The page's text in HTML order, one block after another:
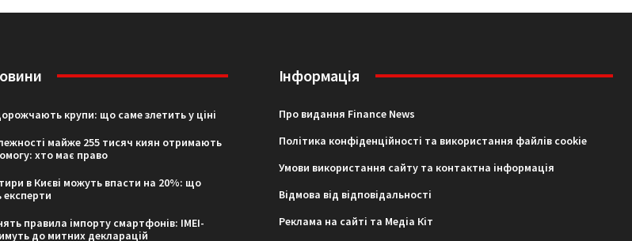
крупи: що саме злетить у ціні
майже 255 тисяч киян отримають
хто має право
в Києві можуть впасти на 20%: що
експерти
правила імпорту смартфонів: IMEI-
до митних декларацій
Інформація
Про видання Finance News
Політика конфіденційності та використання файлів cookie
Умови використання сайту та контактна інформація
Відмова від відповідальності
Реклама на сайті та Медіа Кіт